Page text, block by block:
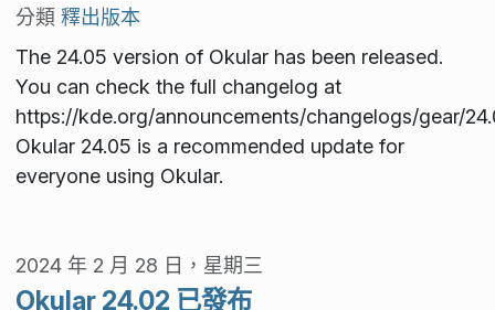
分類 釋出版本
The 24.05 version of Okular has been released.
You can check the full changelog at
https://kde.org/announcements/changelogs/gear/
Okular 24.05 is a recommended update for
everyone using Okular.
2024 年 2 月 28 日，星期三
Okular 24.02 已發布